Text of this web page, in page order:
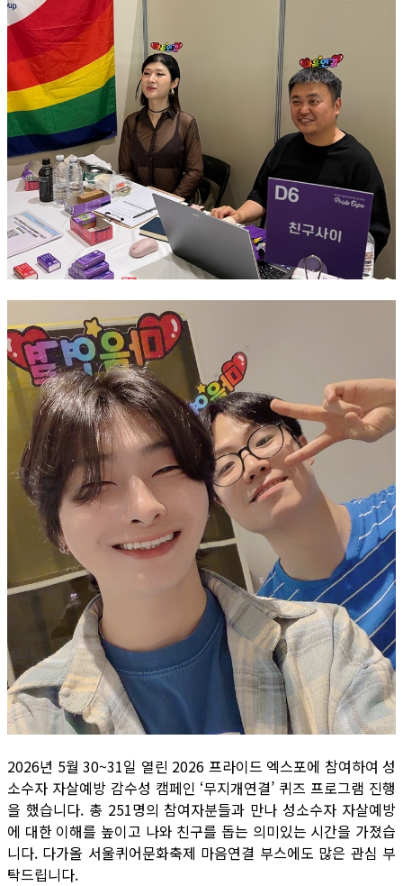
2026년 5월 30~31일 열린 2026 프라이드 엑스포에 참여하여 성
소수자 자살예방 감수성 캠페인 ‘무지개연결’ 퀴즈 프로그램 진행
을 했습니다. 총 251명의 참여자분들과 만나 성소수자 자살예방
에 대한 이해를 높이고 나와 친구를 돕는 의미있는 시간을 가졌습
니다. 다가올 서울퀴어문화축제 마음연결 부스에도 많은 관심 부
탁드립니다.